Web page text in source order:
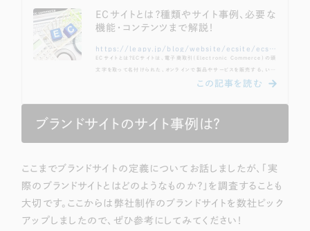
ECサイトとは？種類やサイト事例、必要な
機能・コンテンツまで解説！
https://leapy.jp/blog/website/ecsite/ecsite-what
ECサイトとは？ECサイトは、電子商取引（Electronic Commerce）の頭
文字を取って名付けられた、オンラインで製品やサービスを販売する、いわ
ゆる「通販サイト（オンラインショップ）」です。近年パソコンやスマートフォン
ン上でも積極的に買い物をしています。そのため、もともと実店舗でしか販
売していなかった企業も、今ではECサイトを通じて新たな販売チャネルを開
拓しているのです。ECサイトはもともと、「楽天市場」や「Yahoo!ショッピン
ブランドサイトのサイト事例は？
ここまでブランドサイトの定義についてお話しましたが、「実
際のブランドサイトとはどのようなものか？」を調査することも
大切です。ここからは弊社制作のブランドサイトを数社ピック
アップしましたので、ぜひ参考にしてみてください！